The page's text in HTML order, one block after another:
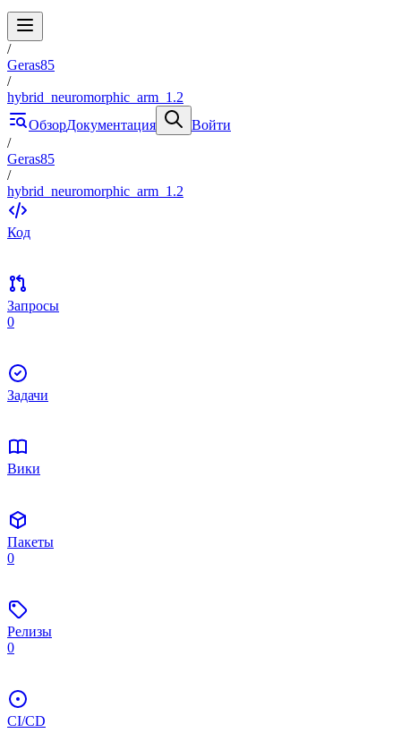
/
Geras85
/
hybrid_neuromorphic_arm_1.2
ОбзорДокументация
Войти
/
Geras85
/
hybrid_neuromorphic_arm_1.2
Код
Запросы
0
Задачи
Вики
Пакеты
0
Релизы
0
CI/CD